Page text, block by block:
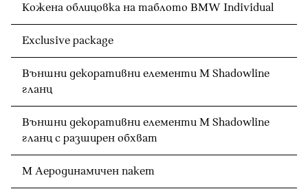
Кожена облицовка на таблото BMW Individual
Exclusive package
Външни декоративни елементи M Shadowline
гланц
Външни декоративни елементи M Shadowline
гланц с разширен обхват
М Аеродинамичен пакет